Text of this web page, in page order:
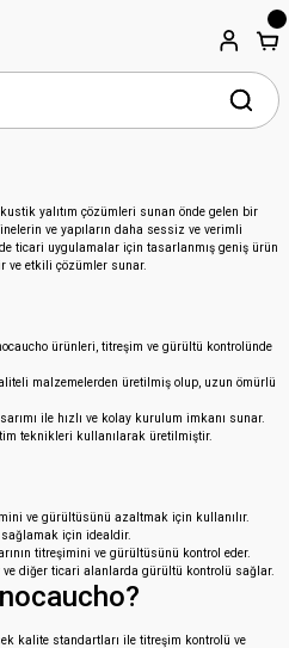
yalıtım çözümleri sunan önde gelen bir
ve yapıların daha sessiz ve verimli
ticari uygulamalar için tasarlanmış geniş ürün
ve etkili çözümler sunar.
ürünleri, titreşim ve gürültü kontrolünde
malzemelerden üretilmiş olup, uzun ömürlü
ile hızlı ve kolay kurulum imkanı sunar.
teknikleri kullanılarak üretilmiştir.
ve gürültüsünü azaltmak için kullanılır.
için idealdir.
titreşimini ve gürültüsünü kontrol eder.
ve diğer ticari alanlarda gürültü kontrolü sağlar.
kalite standartları ile titreşim kontrolü ve